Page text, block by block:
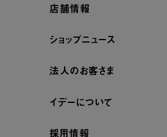
店舗情報
ショップニュース
法人のお客さま
イデーについて
採用情報